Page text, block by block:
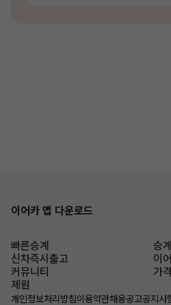
이어카 앱 다운로드
빠른승계
승
신차즉시출고
이
커뮤니티
가
제원
개인정보처리방침이용약관채용공고공지사